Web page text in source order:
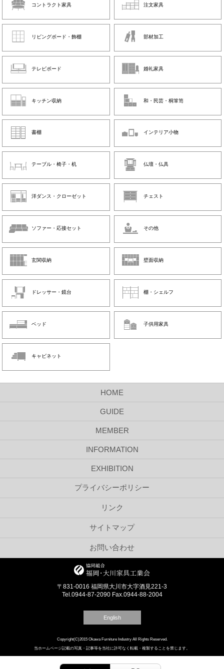
コントラクト家具 注文家具
リビングボード・飾棚 部材加工
テレビボード 婚礼家具
キッチン収納 和・民芸・桐箪笥
書棚 インテリア小物
テーブル・椅子・机 仏壇・仏具
洋ダンス・クローゼット チェスト
ソファー・応接セット その他
玄関収納 壁面収納
ドレッサー・鏡台 棚・シェルフ
ベッド 子供用家具
キャビネット
HOME
GUIDE
MEMBER
INFORMATION
EXHIBITION
プライバシーポリシー
リンク
サイトマップ
お問い合わせ
〒831-0016 福岡県大川市大字酒見221-3
Tel.0944-87-2090 Fax.0944-88-2004
English
Copyright(C)2015 Okawa Furniture Industry All Rights Reserved.
当ホームページ記載の写真・記事等を当社に許可なく転載・複製することを禁じます。